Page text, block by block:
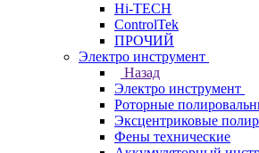
Hi-TECH
ControlTek
ПРОЧИЙ
Электро инструмент
Назад
Электро инструмент
Роторные
Эксцентриковые
Фены технические